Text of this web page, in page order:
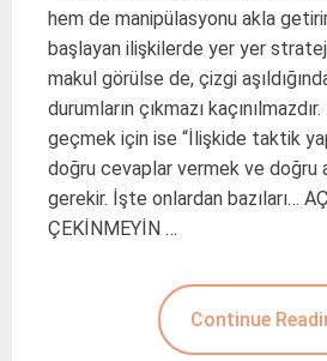
hem de manipülasyonu akla
başlayan ilişkilerde yer yer
makul görülse de, çizgi
durumların çıkmazı
geçmek için ise “İlişkide taktik
doğru cevaplar vermek ve doğru
gerekir. İşte onlardan bazıları…
ÇEKİNMEYİN …
Continue